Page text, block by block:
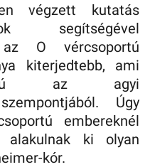
végzett kutatás
segítségével
O vércsoportú
kiterjedtebb, ami
az agyi
Úgy
embereknél
alakulnak ki olyan
kór.